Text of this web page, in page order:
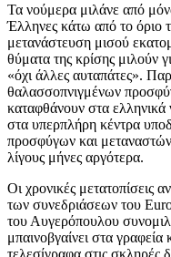
Τα νούμερα μιλάνε από
Έλληνες κάτω από το όριο
μετανάστευση μισού
θύματα της κρίσης μιλούν
«όχι άλλες αυταπάτες».
θαλασσοπνιγμένων
καταφθάνουν στα ελληνικά
στα υπερπλήρη κέντρα
προσφύγων και μεταναστών
λίγους μήνες αργότερα.
Οι χρονικές μετατοπίσεις
των συνεδριάσεων του
του Αυγερόπουλου
μπαινοβγαίνει στα γραφεία
τελεσίγραφα στις σκληρές